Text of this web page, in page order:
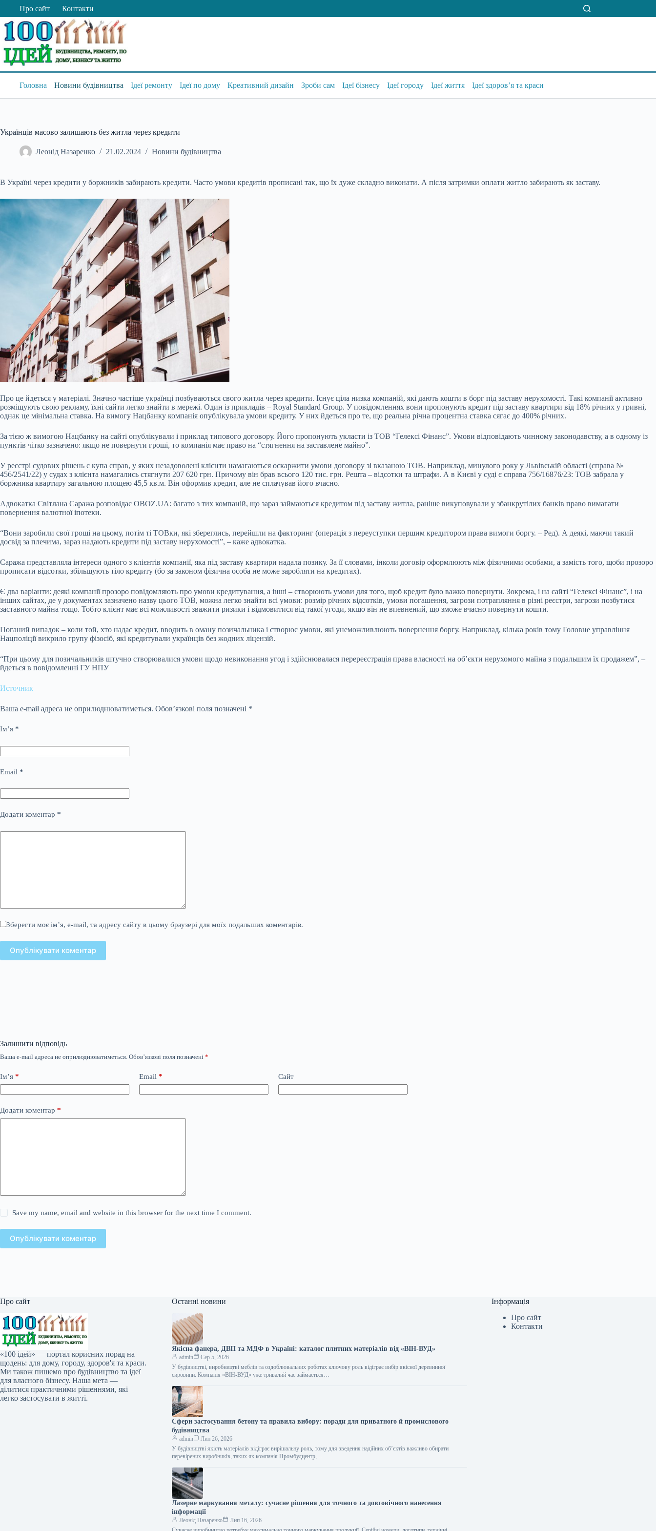
вмісту
Про сайт Контакти
Головна Новини будівництва Ідеї ремонту Ідеї по дому Креативний дизайн Зроби сам Ідеї бізнесу Ідеї городу Ідеї життя Ідеї здоров’я та краси
Українців масово залишають без житла через кредити
Леонід Назаренко 21.02.2024 Новини будівництва
В Україні через кредити у боржників забирають кредити. Часто умови кредитів прописані так, що їх дуже складно виконати. А після затримки оплати житло забирають як заставу.
Про це йдеться у матеріалі. Значно частіше українці позбуваються свого житла через кредити. Існує ціла низка компаній, які дають кошти в борг під заставу нерухомості. Такі компанії активно
розміщують свою рекламу, їхні сайти легко знайти в мережі. Один із прикладів – Royal Standard Group. У повідомленнях вони пропонують кредит під заставу квартири від 18% річних у гривні,
однак це мінімальна ставка. На вимогу Нацбанку компанія опублікувала умови кредиту. У них йдеться про те, що реальна річна процентна ставка сягає до 400% річних.
За тією ж вимогою Нацбанку на сайті опублікували і приклад типового договору. Його пропонують укласти із ТОВ “Гелексі Фінанс”. Умови відповідають чинному законодавству, а в одному із
пунктів чітко зазначено: якщо не повернути гроші, то компанія має право на “стягнення на заставлене майно”.
У реєстрі судових рішень є купа справ, у яких незадоволені клієнти намагаються оскаржити умови договору зі вказаною ТОВ. Наприклад, минулого року у Львівській області (справа №
456/2541/22) у судах з клієнта намагались стягнути 207 620 грн. Причому він брав всього 120 тис. грн. Решта – відсотки та штрафи. А в Києві у суді є справа 756/16876/23: ТОВ забрала у
боржника квартиру загальною площею 45,5 кв.м. Він оформив кредит, але не сплачував його вчасно.
Адвокатка Світлана Саража розповідає OBOZ.UA: багато з тих компаній, що зараз займаються кредитом під заставу житла, раніше викуповували у збанкрутілих банків право вимагати
повернення валютної іпотеки.
“Вони заробили свої гроші на цьому, потім ті ТОВки, які збереглись, перейшли на факторинг (операція з переуступки першим кредитором права вимоги боргу. – Ред). А деякі, маючи такий
досвід за плечима, зараз надають кредити під заставу нерухомості”, – каже адвокатка.
Саража представляла інтереси одного з клієнтів компанії, яка під заставу квартири надала позику. За її словами, інколи договір оформлюють між фізичними особами, а замість того, щоби прозоро
прописати відсотки, збільшують тіло кредиту (бо за законом фізична особа не може заробляти на кредитах).
Є два варіанти: деякі компанії прозоро повідомляють про умови кредитування, а інші – створюють умови для того, щоб кредит було важко повернути. Зокрема, і на сайті “Гелексі Фінанс”, і на
інших сайтах, де у документах зазначено назву цього ТОВ, можна легко знайти всі умови: розмір річних відсотків, умови погашення, загрози потрапляння в різні реєстри, загрози позбутися
заставного майна тощо. Тобто клієнт має всі можливості зважити ризики і відмовитися від такої угоди, якщо він не впевнений, що зможе вчасно повернути кошти.
Поганий випадок – коли той, хто надає кредит, вводить в оману позичальника і створює умови, які унеможливлюють повернення боргу. Наприклад, кілька років тому Головне управління
Нацполіції викрило групу фізосіб, які кредитували українців без жодних ліцензій.
“При цьому для позичальників штучно створювалися умови щодо невиконання угод і здійснювалася перереєстрація права власності на об’єкти нерухомого майна з подальшим їх продажем”, –
йдеться в повідомленні ГУ НПУ
Источник
Ваша e-mail адреса не оприлюднюватиметься. Обов’язкові поля позначені *
Ім’я *
Email *
Додати коментар *
Зберегти моє ім’я, e-mail, та адресу сайту в цьому браузері для моїх подальших коментарів.
Опублікувати коментар
Залишити відповідь
Ваша e-mail адреса не оприлюднюватиметься. Обов’язкові поля позначені *
Ім’я * Email * Сайт
Додати коментар *
Save my name, email and website in this browser for the next time I comment.
Опублікувати коментар
Про сайт
«100 ідей» — портал корисних порад на
щодень: для дому, городу, здоров'я та краси.
Ми також пишемо про будівництво та ідеї
для власного бізнесу. Наша мета —
ділитися практичними рішеннями, які
легко застосувати в житті.
Останні новини
Якісна фанера, ДВП та МДФ в Україні: каталог плитних матеріалів від «ВІН-ВУД»
admin
Сер 5, 2026
У будівництві, виробництві меблів та оздоблювальних роботах ключову роль відіграє вибір якісної деревинної
сировини. Компанія «ВІН-ВУД» уже тривалий час займається…
Сфери застосування бетону та правила вибору: поради для приватного й промислового
будівництва
admin
Лип 26, 2026
У будівництві якість матеріалів відіграє вирішальну роль, тому для зведення надійних об’єктів важливо обирати
перевірених виробників, таких як компанія Промбудцентр,…
Лазерне маркування металу: сучасне рішення для точного та довговічного нанесення
інформації
Леонід Назаренко
Лип 16, 2026
Інформація
Про сайт
Контакти